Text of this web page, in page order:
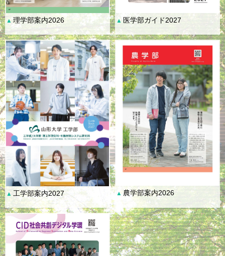
▲理学部案内2026 ▲ 医学部ガイド2027
▲ 工学部案内2027 ▲ 農学部案内2026